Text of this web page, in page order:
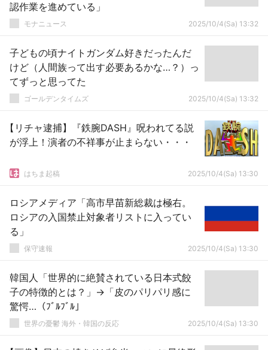
認作業を進めている」
モナニュース 2025/10/4(Sa) 13:32
子どもの頃ナイトガンダム好きだったんだ
けど（人間族って出す必要あるかな…？）っ
てずっと思ってた
ゴールデンタイムズ 2025/10/4(Sa) 13:32
【リチャ逮捕】『鉄腕DASH』呪われてる説
が浮上！演者の不祥事が止まらない・・・
はちま起稿 2025/10/4(Sa) 13:30
ロシアメディア「高市早苗新総裁は極右。
ロシアの入国禁止対象者リストに入ってい
る」
保守速報 2025/10/4(Sa) 13:30
韓国人「世界的に絶賛されている日本式餃
子の特徴的とは？」→「皮のパリパリ感に
驚愕…（ﾌﾞﾙﾌﾞﾙ」
世界の憂鬱 海外・韓国の反応 2025/10/4(Sa) 13:30